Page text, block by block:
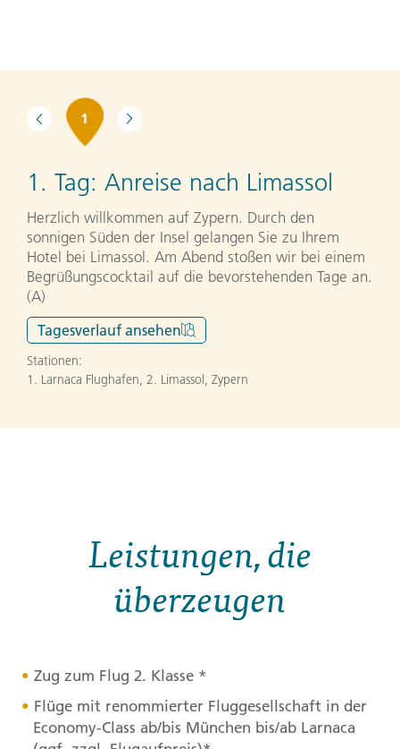
1
1. Tag: Anreise nach Limassol
Herzlich willkommen auf Zypern. Durch den
sonnigen Süden der Insel gelangen Sie zu Ihrem
Hotel bei Limassol. Am Abend stoßen wir bei einem
Begrüßungscocktail auf die bevorstehenden Tage an.
(A)
Tagesverlauf ansehen
Stationen:
1. Larnaca Flughafen, 2. Limassol, Zypern
Leistungen, die
überzeugen
Zug zum Flug 2. Klasse *
Flüge mit renommierter Fluggesellschaft in der
Economy-Class ab/bis München bis/ab Larnaca